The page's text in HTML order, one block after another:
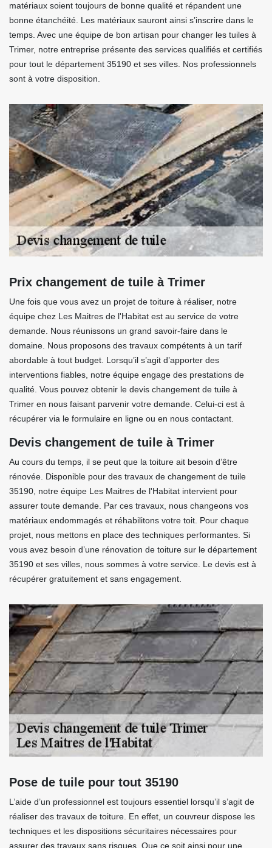
matériaux soient toujours de bonne qualité et répandent une
bonne étanchéité. Les matériaux sauront ainsi s’inscrire dans le
temps. Avec une équipe de bon artisan pour changer les tuiles à
Trimer, notre entreprise présente des services qualifiés et certifiés
pour tout le département 35190 et ses villes. Nos professionnels
sont à votre disposition.
Prix changement de tuile à Trimer
Une fois que vous avez un projet de toiture à réaliser, notre
équipe chez Les Maitres de l'Habitat est au service de votre
demande. Nous réunissons un grand savoir-faire dans le
domaine. Nous proposons des travaux compétents à un tarif
abordable à tout budget. Lorsqu’il s’agit d’apporter des
interventions fiables, notre équipe engage des prestations de
qualité. Vous pouvez obtenir le devis changement de tuile à
Trimer en nous faisant parvenir votre demande. Celui-ci est à
récupérer via le formulaire en ligne ou en nous contactant.
Devis changement de tuile à Trimer
Au cours du temps, il se peut que la toiture ait besoin d’être
rénovée. Disponible pour des travaux de changement de tuile
35190, notre équipe Les Maitres de l'Habitat intervient pour
assurer toute demande. Par ces travaux, nous changeons vos
matériaux endommagés et réhabilitons votre toit. Pour chaque
projet, nous mettons en place des techniques performantes. Si
vous avez besoin d’une rénovation de toiture sur le département
35190 et ses villes, nous sommes à votre service. Le devis est à
récupérer gratuitement et sans engagement.
Pose de tuile pour tout 35190
L’aide d’un professionnel est toujours essentiel lorsqu’il s’agit de
réaliser des travaux de toiture. En effet, un couvreur dispose les
techniques et les dispositions sécuritaires nécessaires pour
assurer des travaux sans risques. Que ce soit ainsi pour une